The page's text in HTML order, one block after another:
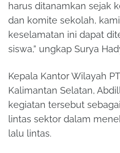
harus ditanamkan sejak
dan komite sekolah,
keselamatan ini dapat
siswa,” ungkap Surya
Kepala Kantor Wilayah
Kalimantan Selatan,
kegiatan tersebut
lintas sektor dalam
lalu lintas.